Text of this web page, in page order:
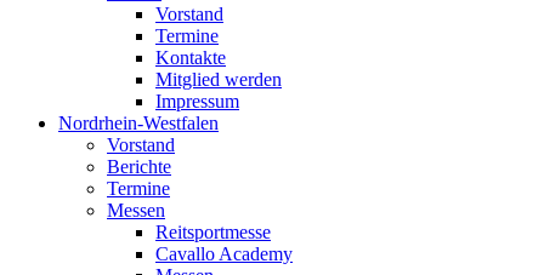
Vorstand
Termine
Kontakte
Mitglied werden
Impressum
Nordrhein-Westfalen
Vorstand
Berichte
Termine
Messen
Reitsportmesse
Cavallo Academy